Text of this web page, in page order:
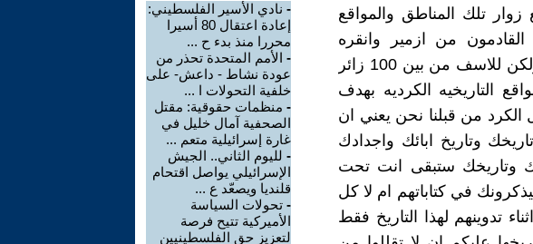
زوار تلك المناطق والمواقع
القادمون من ازمير وانقره
واسطنبول يزورون تلك المواقع الاثريه باعداد كبيره ولكن للاسف من بين 100 زائر
التاريخيه الكرديه بهدف
من قبلنا نحن يعني ان
وتاريخ ابائك واجدادك
وتاريخك ستبقى انت تحت
في كتاباتهم ام لا كل
تدوينهم لهذا التاريخ فقط
- نادي الأسير الفلسطيني:
إعادة اعتقال 80 أسيرا
محررا منذ بدء ح ...
- الأمم المتحدة تحذر من
عودة نشاط - داعش- على
خلفية التحولات ا ...
- منظمات حقوقية: مقتل
الصحفية آمال خليل في
غارة إسرائيلية متعم ...
- لليوم الثاني.. الجيش
الإسرائيلي يواصل اقتحام
قلنديا ويصعّد ع ...
- تحولات السياسة
الأميركية تتيح فرصة
لتعزيز حق الفلسطينيين